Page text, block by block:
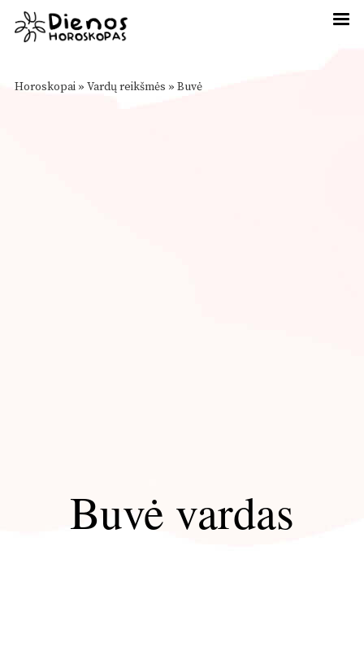
Horoskopai » Vardų reikšmės » Buvė
Buvė vardas